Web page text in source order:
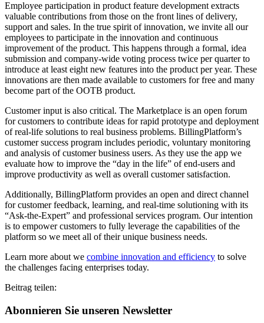
Employee participation in product feature development extracts
valuable contributions from those on the front lines of delivery,
support and sales. In the true spirit of innovation, we invite all our
employees to participate in the innovation and continuous
improvement of the product. This happens through a formal, idea
submission and company-wide voting process twice per quarter to
introduce at least eight new features into the product per year. These
innovations are then made available to customers for free and many
become part of the OOTB product.
Customer input is also critical. The Marketplace is an open forum
for customers to contribute ideas for rapid prototype and deployment
of real-life solutions to real business problems. BillingPlatform’s
customer success program includes periodic, voluntary monitoring
and analysis of customer business users. As they use the app we
evaluate how to improve the “day in the life” of end-users and
improve productivity as well as overall customer satisfaction.
Additionally, BillingPlatform provides an open and direct channel
for customer feedback, learning, and real-time solutioning with its
“Ask-the-Expert” and professional services program. Our intention
is to empower customers to fully leverage the capabilities of the
platform so we meet all of their unique business needs.
Learn more about we combine innovation and efficiency to solve
the challenges facing enterprises today.
Beitrag teilen:
Abonnieren Sie unseren Newsletter